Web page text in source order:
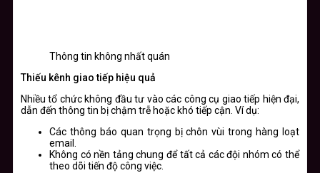
Thông tin không nhất quán
Thiếu kênh giao tiếp hiệu quả
Nhiều tổ chức không đầu tư vào các công cụ giao tiếp hiện đại,
dẫn đến thông tin bị chậm trễ hoặc khó tiếp cận. Ví dụ:
Các thông báo quan trọng bị chôn vùi trong hàng loạt
email.
Không có nền tảng chung để tất cả các đội nhóm có thể
theo dõi tiến độ công việc.